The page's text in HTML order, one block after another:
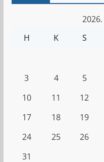
H
K S
3
4 5
10
11 12
17
18 19
24
25 26
31